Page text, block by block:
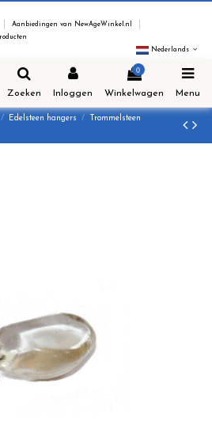
Aanbiedingen van NewAgeWinkel.nl
Nederlands
Zoeken Inloggen
0
Winkelwagen Menu
Edelsteen hangers
Trommelsteen